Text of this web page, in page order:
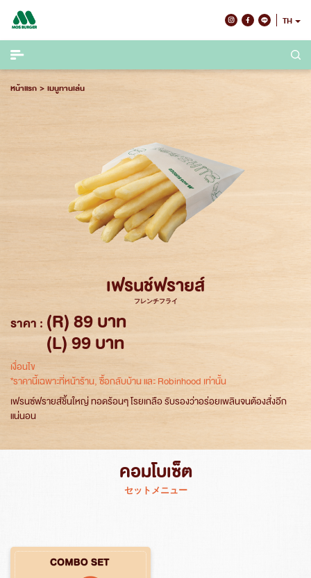
TH
หน้าแรก เมนูทานเล่น
เฟรนช์ฟรายส์
フレンチフライ
ราคา : (R) 89 บาท
(L) 99 บาท
เงื่อนไข
*ราคานี้เฉพาะที่หน้าร้าน, ซื้อกลับบ้าน และ Robinhood เท่านั้น
เฟรนซ์ฟรายส์ชิ้นใหญ่ ทอดร้อนๆ โรยเกลือ รับรองว่าอร่อยเพลินจนต้องสั่งอีก
แน่นอน
คอมโบเซ็ต
セットメニュー